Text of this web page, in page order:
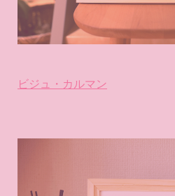
ビジュ・カルマン